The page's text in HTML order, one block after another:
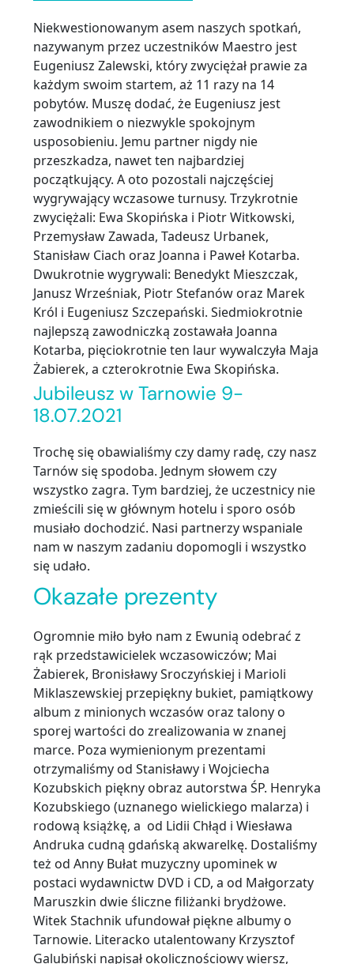
Niekwestionowanym asem naszych spotkań,
nazywanym przez uczestników Maestro jest
Eugeniusz Zalewski, który zwyciężał prawie za
każdym swoim startem, aż 11 razy na 14
pobytów. Muszę dodać, że Eugeniusz jest
zawodnikiem o niezwykle spokojnym
usposobieniu. Jemu partner nigdy nie
przeszkadza, nawet ten najbardziej
początkujący. A oto pozostali najczęściej
wygrywający wczasowe turnusy. Trzykrotnie
zwyciężali: Ewa Skopińska i Piotr Witkowski,
Przemysław Zawada, Tadeusz Urbanek,
Stanisław Ciach oraz Joanna i Paweł Kotarba.
Dwukrotnie wygrywali: Benedykt Mieszczak,
Janusz Wrześniak, Piotr Stefanów oraz Marek
Król i Eugeniusz Szczepański. Siedmiokrotnie
najlepszą zawodniczką zostawała Joanna
Kotarba, pięciokrotnie ten laur wywalczyła Maja
Żabierek, a czterokrotnie Ewa Skopińska.
Jubileusz w Tarnowie 9-
18.07.2021
Trochę się obawialiśmy czy damy radę, czy nasz
Tarnów się spodoba. Jednym słowem czy
wszystko zagra. Tym bardziej, że uczestnicy nie
zmieścili się w głównym hotelu i sporo osób
musiało dochodzić. Nasi partnerzy wspaniale
nam w naszym zadaniu dopomogli i wszystko
się udało.
Okazałe prezenty
Ogromnie miło było nam z Ewunią odebrać z
rąk przedstawicielek wczasowiczów; Mai
Żabierek, Bronisławy Sroczyńskiej i Marioli
Miklaszewskiej przepiękny bukiet, pamiątkowy
album z minionych wczasów oraz talony o
sporej wartości do zrealizowania w znanej
marce. Poza wymienionym prezentami
otrzymaliśmy od Stanisławy i Wojciecha
Kozubskich piękny obraz autorstwa ŚP. Henryka
Kozubskiego (uznanego wielickiego malarza) i
rodową książkę, a od Lidii Chłąd i Wiesława
Andruka cudną gdańską akwarelkę. Dostaliśmy
też od Anny Bułat muzyczny upominek w
postaci wydawnictw DVD i CD, a od Małgorzaty
Maruszkin dwie śliczne filiżanki brydżowe.
Witek Stachnik ufundował piękne albumy o
Tarnowie. Literacko utalentowany Krzysztof
Galubiński napisał okolicznościowy wiersz,